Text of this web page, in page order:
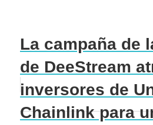
La campaña de
de DeeStream
inversores de
Chainlink para